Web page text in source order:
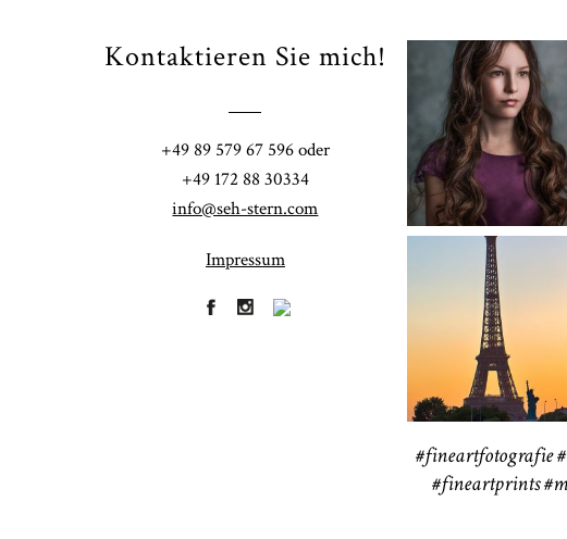
Kontaktieren Sie mich!
+49 89 579 67 596 oder
+49 172 88 30334
info@seh-stern.com
Impressum
Fineart
41
Reise
41
#fineartfotografie
#fineartprints